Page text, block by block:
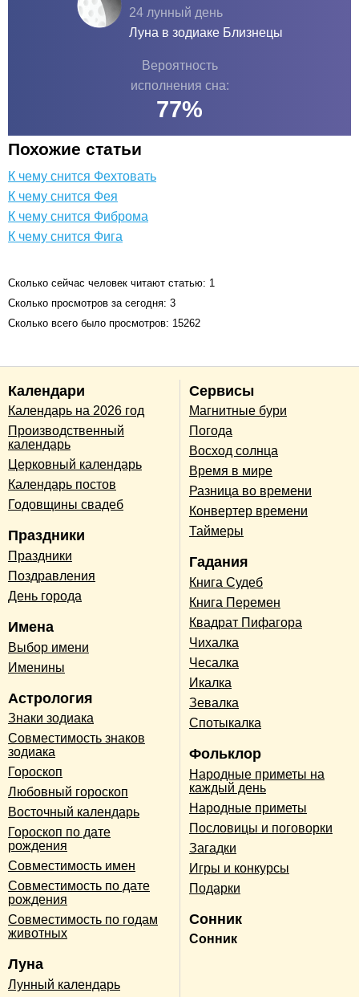
24 лунный день
Луна в зодиаке Близнецы
Вероятность
исполнения сна:
77%
Похожие статьи
К чему снится Фехтовать
К чему снится Фея
К чему снится Фиброма
К чему снится Фига
Сколько сейчас человек читают статью: 1
Сколько просмотров за сегодня: 3
Сколько всего было просмотров: 15262
Календари
Календарь на 2026 год
Производственный
календарь
Церковный календарь
Календарь постов
Годовщины свадеб
Праздники
Праздники
Поздравления
День города
Имена
Выбор имени
Именины
Астрология
Знаки зодиака
Совместимость знаков
зодиака
Гороскоп
Любовный гороскоп
Восточный календарь
Гороскоп по дате
рождения
Совместимость имен
Совместимость по дате
рождения
Совместимость по годам
животных
Луна
Лунный календарь
Сервисы
Магнитные бури
Погода
Восход солнца
Время в мире
Разница во времени
Конвертер времени
Таймеры
Гадания
Книга Судеб
Книга Перемен
Квадрат Пифагора
Чихалка
Чесалка
Икалка
Зевалка
Спотыкалка
Фольклор
Народные приметы на
каждый день
Народные приметы
Пословицы и поговорки
Загадки
Игры и конкурсы
Подарки
Сонник
Сонник